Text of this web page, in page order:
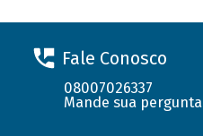
Fale Conosco
08007026337
Mande sua pergunta